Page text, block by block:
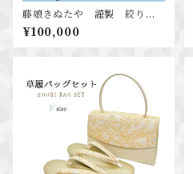
藤娘きぬたや 謹製 絞り浴
衣
¥100,000